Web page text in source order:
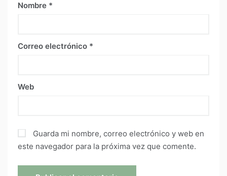
Nombre *
Correo electrónico *
Web
Guarda mi nombre, correo electrónico y web en
este navegador para la próxima vez que comente.